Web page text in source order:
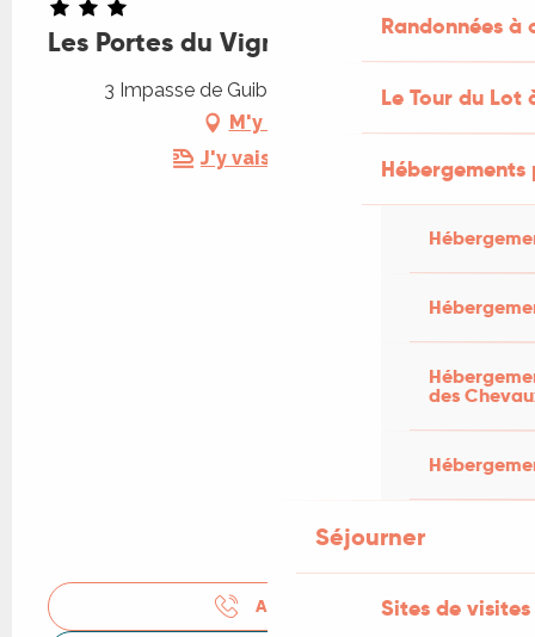
Randonnées
Le Tour du Lot
des
Séjourner
Sites de visites
Les Portes du Vignoble
3 Impasse de Guibert, 46700 Soturac
M'y rendre
J'y vais en train !
APPELER